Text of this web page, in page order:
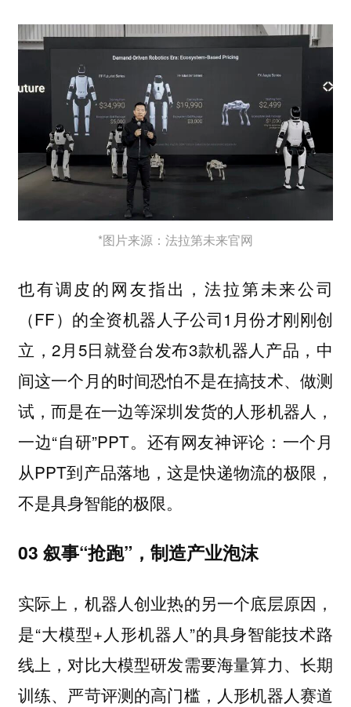
*图片来源：法拉第未来官网
也有调皮的网友指出，法拉第未来公司
（FF）的全资机器人子公司1月份才刚刚创
立，2月5日就登台发布3款机器人产品，中
间这一个月的时间恐怕不是在搞技术、做测
试，而是在一边等深圳发货的人形机器人，
一边“自研”PPT。还有网友神评论：一个月
从PPT到产品落地，这是快递物流的极限，
不是具身智能的极限。
03 叙事“抢跑”，制造产业泡沫
实际上，机器人创业热的另一个底层原因，
是“大模型+人形机器人”的具身智能技术路
线上，对比大模型研发需要海量算力、长期
训练、严苛评测的高门槛，人形机器人赛道